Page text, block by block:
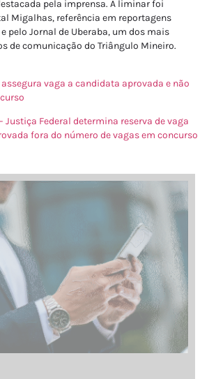
pela imprensa. A liminar foi
Migalhas, referência em reportagens
pelo Jornal de Uberaba, um dos mais
de comunicação do Triângulo Mineiro.
vaga a candidata aprovada e não
Justiça Federal determina reserva de vaga
fora do número de vagas em concurso